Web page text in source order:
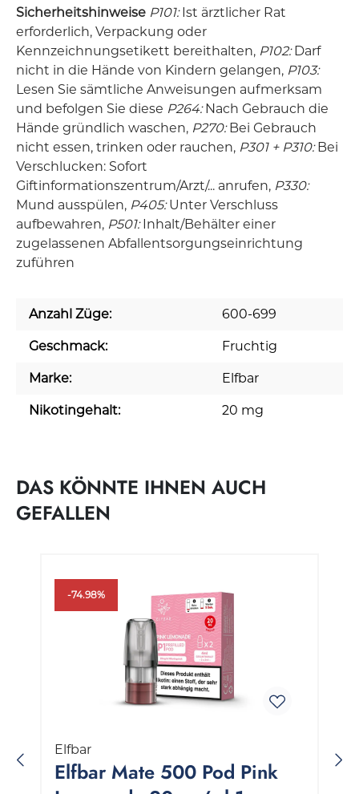
Sicherheitshinweise P101:Ist ärztlicher Rat
erforderlich, Verpackung oder
Kennzeichnungsetikett bereithalten, P102:Darf
nicht in die Hände von Kindern gelangen, P103:
Lesen Sie sämtliche Anweisungen aufmerksam
und befolgen Sie diese P264:Nach Gebrauch die
Hände gründlich waschen, P270:Bei Gebrauch
nicht essen, trinken oder rauchen, P301 + P310:Bei
Verschlucken: Sofort
Giftinformationszentrum/Arzt/... anrufen, P330:
Mund ausspülen, P405:Unter Verschluss
aufbewahren, P501:Inhalt/Behälter einer
zugelassenen Abfallentsorgungseinrichtung
zuführen
Anzahl Züge: 600-699
Geschmack: Fruchtig
Marke: Elfbar
Nikotingehalt: 20 mg
DAS KÖNNTE IHNEN AUCH
GEFALLEN
-74.98%
Elfbar
Elfbar Mate 500 Pod Pink